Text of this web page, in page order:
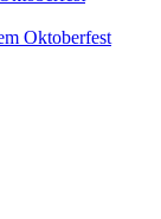
Oktoberfest